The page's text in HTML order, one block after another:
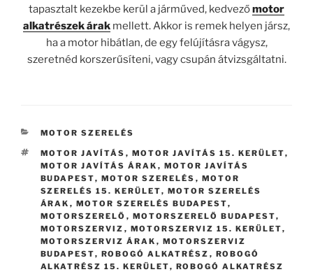
tapasztalt kezekbe kerül a járműved, kedvezőmotor
alkatrészek árak mellett. Akkor is remek helyen jársz,
ha a motor hibátlan, de egy felújításra vágysz,
szeretnéd korszerűsíteni, vagy csupán átvizsgáltatni.
KATEGÓRIÁK
MOTOR SZERELÉS
CÍMKÉK
MOTOR JAVÍTÁS , MOTOR JAVÍTÁS 15. KERÜLET,
MOTOR JAVÍTÁS ÁRAK , MOTOR JAVÍTÁS
BUDAPEST, MOTOR SZERELÉS , MOTOR
SZERELÉS 15. KERÜLET, MOTOR SZERELÉS
ÁRAK , MOTOR SZERELÉS BUDAPEST,
MOTORSZERELŐ , MOTORSZERELŐ BUDAPEST,
MOTORSZERVIZ , MOTORSZERVIZ 15. KERÜLET,
MOTORSZERVIZ ÁRAK , MOTORSZERVIZ
BUDAPEST, ROBOGÓ ALKATRÉSZ , ROBOGÓ
ALKATRÉSZ 15. KERÜLET, ROBOGÓ ALKATRÉSZ